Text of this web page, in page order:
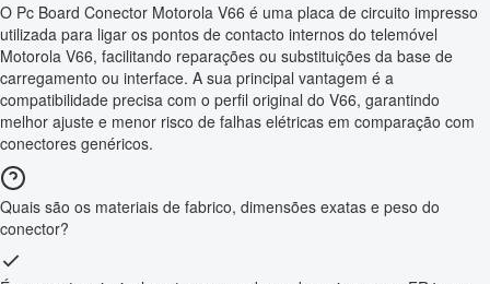
O Pc Board Conector Motorola V66 é uma placa de circuito impresso
utilizada para ligar os pontos de contacto internos do telemóvel
Motorola V66, facilitando reparações ou substituições da base de
carregamento ou interface. A sua principal vantagem é a
compatibilidade precisa com o perfil original do V66, garantindo
melhor ajuste e menor risco de falhas elétricas em comparação com
conectores genéricos.
Quais são os materiais de fabrico, dimensões exatas e peso do
conector?